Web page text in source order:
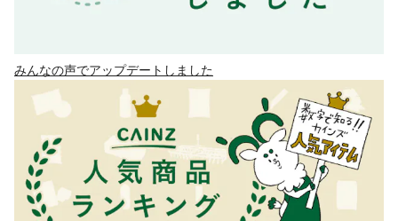
みんなの声でアップデートしました